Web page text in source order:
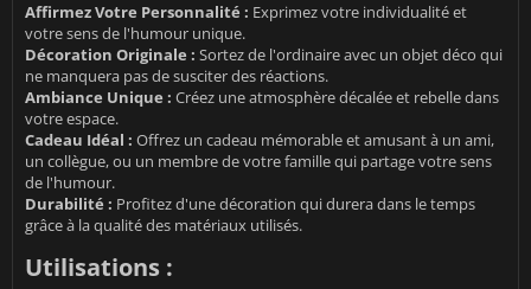
Affirmez Votre Personnalité : Exprimez votre individualité et
votre sens de l'humour unique.
Décoration Originale : Sortez de l'ordinaire avec un objet déco qui
ne manquera pas de susciter des réactions.
Ambiance Unique : Créez une atmosphère décalée et rebelle dans
votre espace.
Cadeau Idéal : Offrez un cadeau mémorable et amusant à un ami,
un collègue, ou un membre de votre famille qui partage votre sens
de l'humour.
Durabilité : Profitez d'une décoration qui durera dans le temps
grâce à la qualité des matériaux utilisés.
Utilisations :